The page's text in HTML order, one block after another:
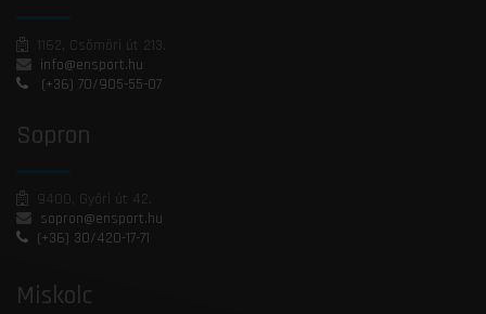
1162, Csömöri út 213.
info@ensport.hu
(+36) 70/905-55-07
Sopron
9400, Győri út 42.
sopron@ensport.hu
(+36) 30/420-17-71
Miskolc